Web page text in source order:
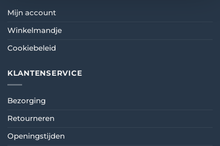
Mijn account
Winkelmandje
Cookiebeleid
KLANTENSERVICE
Bezorging
Retourneren
Openingstijden